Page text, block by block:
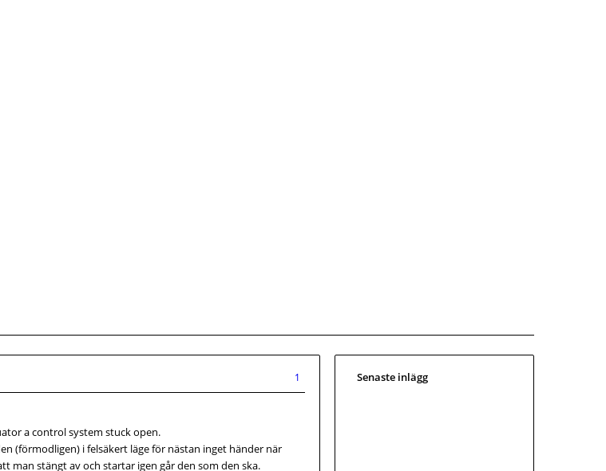
1
a control system stuck open.
(förmodligen) i felsäkert läge för nästan inget händer när
man stängt av och startar igen går den som den ska.
Senaste inlägg